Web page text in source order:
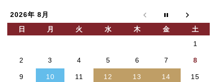
品
ペ
ら
2026年 8月
日
月 火 水 木 金
土
1
2 3 4 5 6 7 8
9 10 11 12 13 14 15